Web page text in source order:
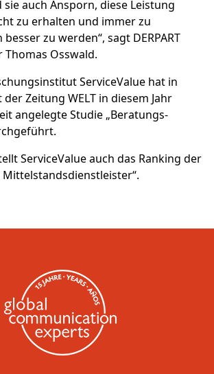
sie auch Ansporn, diese Leistung
zu erhalten und immer zu
zu werden“, sagt DERPART
Osswald.
ServiceValue hat in
Zeitung WELT in diesem Jahr
angelegte Studie „Beratungs-
ServiceValue auch das Ranking der
Mittelstandsdienstleister“.